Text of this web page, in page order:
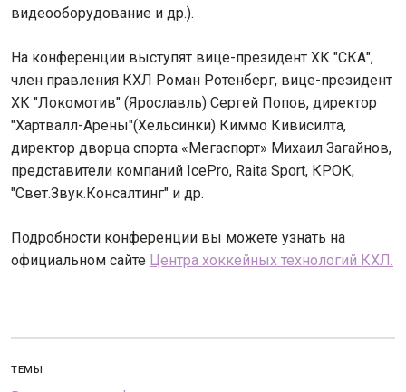
видеооборудование и др.).
На конференции выступят вице-президент ХК "СКА",
член правления КХЛ Роман Ротенберг, вице-президент
ХК "Локомотив" (Ярославль) Сергей Попов, директор
"Хартвалл-Арены"(Хельсинки) Киммо Кивисилта,
директор дворца спорта «Мегаспорт» Михаил Загайнов,
представители компаний IcePro, Raita Sport, КРОК,
"Свет.Звук.Консалтинг" и др.
Подробности конференции вы можете узнать на
официальном сайте Центра хоккейных технологий КХЛ.
ТЕМЫ